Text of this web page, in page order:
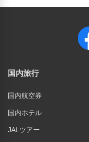
国内旅行
国内航空券
国内ホテル
JALツアー